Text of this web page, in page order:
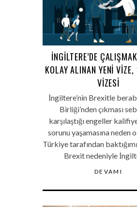
İNGILTERE’DE
KOLAY ALINAN YENI
VIZESI
İngiltere’nin Brexitle
Birliği’nden çıkması
karşılaştığı engeller
sorunu yaşamasına neden
Türkiye tarafından
Brexit nedeniyle
DEVAMI